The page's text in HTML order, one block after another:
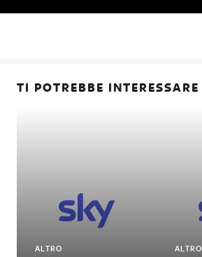
TI POTREBBE INTERESSARE
ALTRO ALTRO